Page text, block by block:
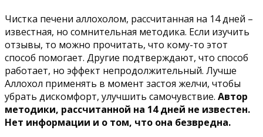
Чистка печени аллохолом, рассчитанная на 14 дней –
известная, но сомнительная методика. Если изучить
отзывы, то можно прочитать, что кому-то этот
способ помогает. Другие подтверждают, что способ
работает, но эффект непродолжительный. Лучше
Аллохол применять в момент застоя желчи, чтобы
убрать дискомфорт, улучшить самочувствие. Автор
методики, рассчитанной на 14 дней не известен.
Нет информации и о том, что она безвредна.